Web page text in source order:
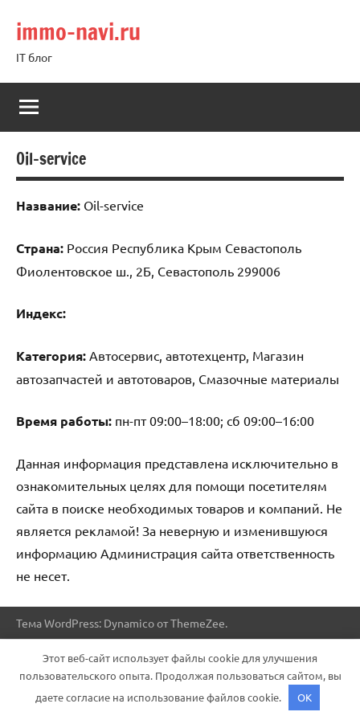
содержимому
immo-navi.ru
IT блог
Oil-service
Название: Oil-service
Страна: Россия Республика Крым Севастополь
Фиолентовское ш., 2Б, Севастополь 299006
Индекс:
Категория: Автосервис, автотехцентр, Магазин
автозапчастей и автотоваров, Смазочные материалы
Время работы: пн-пт 09:00–18:00; сб 09:00–16:00
Данная информация представлена исключительно в
ознакомительных целях для помощи посетителям
сайта в поиске необходимых товаров и компаний. Не
является рекламой! За неверную и изменившуюся
информацию Администрация сайта ответственность
не несет.
Тема WordPress: Dynamico от ThemeZee.
Этот веб-сайт использует файлы cookie для улучшения
пользовательского опыта. Продолжая пользоваться сайтом, вы
даете согласие на использование файлов cookie.
OK